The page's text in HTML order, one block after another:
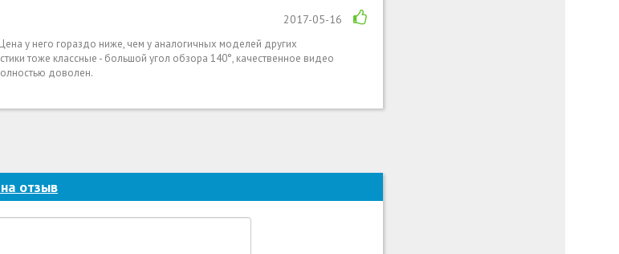
2017-05-16
у него гораздо ниже, чем у аналогичных моделей других
тоже классные - большой угол обзора 140°, качественное видео
доволен.
отзыв